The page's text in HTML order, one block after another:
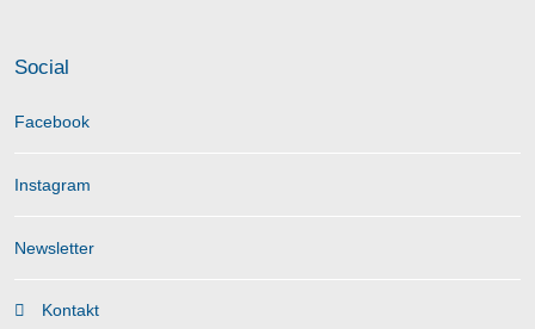
Social
Facebook
Instagram
Newsletter
Kontakt